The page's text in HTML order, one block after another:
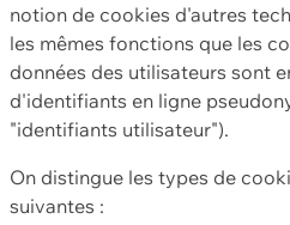
notion de cookies d'autres
les mêmes fonctions que les
données des utilisateurs sont
d'identifiants en ligne
"identifiants utilisateur").
On distingue les types de
suivantes :